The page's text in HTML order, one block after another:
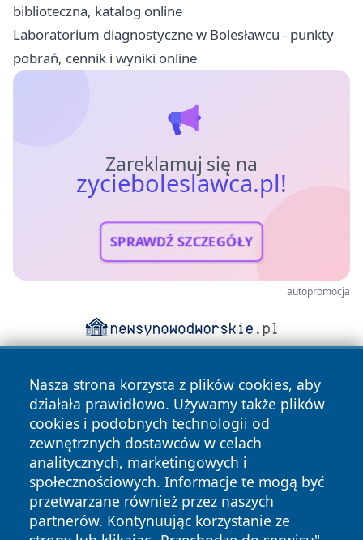
biblioteczna, katalog online
Laboratorium diagnostyczne w Bolesławcu - punkty
pobrań, cennik i wyniki online
Zareklamuj się na
zycieboleslawca.pl!
SPRAWDŹ SZCZEGÓŁY
autopromocja
Nasza strona korzysta z plików cookies, aby
działała prawidłowo. Używamy także plików
cookies i podobnych technologii od
zewnętrznych dostawców w celach
analitycznych, marketingowych i
społecznościowych. Informacje te mogą być
przetwarzane również przez naszych
partnerów. Kontynuując korzystanie ze
Copyright © 2026 zycieboleslawca.pl Wszystkie prawa
zastrzeżone.